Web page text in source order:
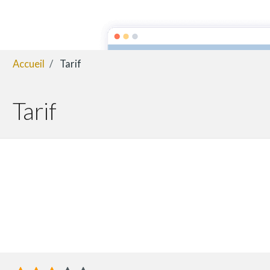
location
Accueil Tarif
Tarif